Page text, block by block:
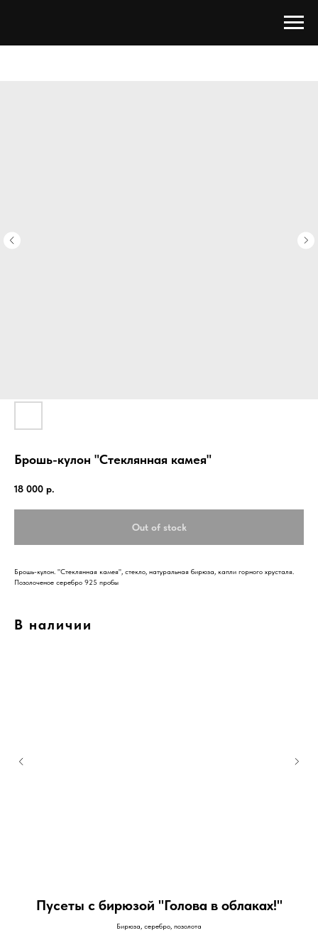
Брошь-кулон "Стеклянная камея"
18 000 р.
Out of stock
Брошь-кулон. "Стеклянная камея", стекло, натуральная бирюза, капли горного хрусталя.
Позолоченое серебро 925 пробы
В наличии
Пусеты с бирюзой "Голова в облаках!"
Бирюза, серебро, позолота